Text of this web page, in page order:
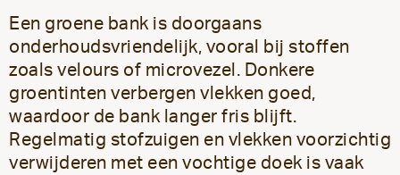
Een groene bank is doorgaans
onderhoudsvriendelijk, vooral bij stoffen
zoals velours of microvezel. Donkere
groentinten verbergen vlekken goed,
waardoor de bank langer fris blijft.
Regelmatig stofzuigen en vlekken voorzichtig
verwijderen met een vochtige doek is vaak